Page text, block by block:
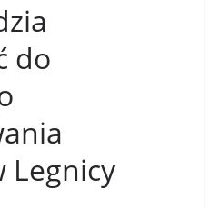
do
Legnicy